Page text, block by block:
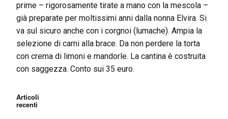
prime – rigorosamente tirate a mano con la mescola –
già preparate per moltissimi anni dalla nonna Elvira. Si
va sul sicuro anche con i corgnoi (lumache). Ampia la
selezione di carni alla brace. Da non perdere la torta
con crema di limoni e mandorle. La cantina è costruita
con saggezza. Conto sui 35 euro.
Articoli
recenti